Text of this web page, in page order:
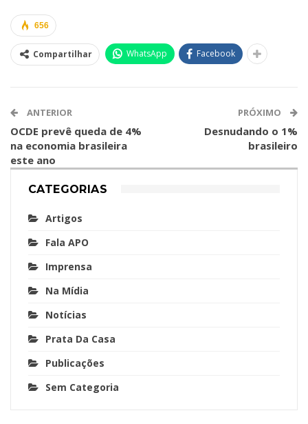
656
Compartilhar WhatsApp Facebook
ANTERIOR
OCDE prevê queda de 4%
na economia brasileira
este ano
PRÓXIMO
Desnudando o 1%
brasileiro
CATEGORIAS
Artigos
Fala APO
Imprensa
Na Mídia
Notícias
Prata Da Casa
Publicações
Sem Categoria